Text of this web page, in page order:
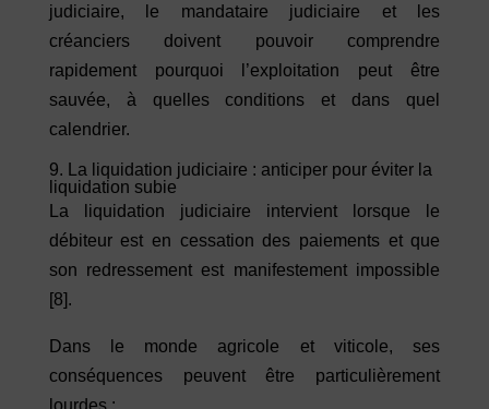
judiciaire, le mandataire judiciaire et les
créanciers doivent pouvoir comprendre
rapidement pourquoi l’exploitation peut être
sauvée, à quelles conditions et dans quel
calendrier.
9. La liquidation judiciaire : anticiper pour éviter la
liquidation subie
La liquidation judiciaire intervient lorsque le
débiteur est en cessation des paiements et que
son redressement est manifestement impossible
[8].
Dans le monde agricole et viticole, ses
conséquences peuvent être particulièrement
lourdes :